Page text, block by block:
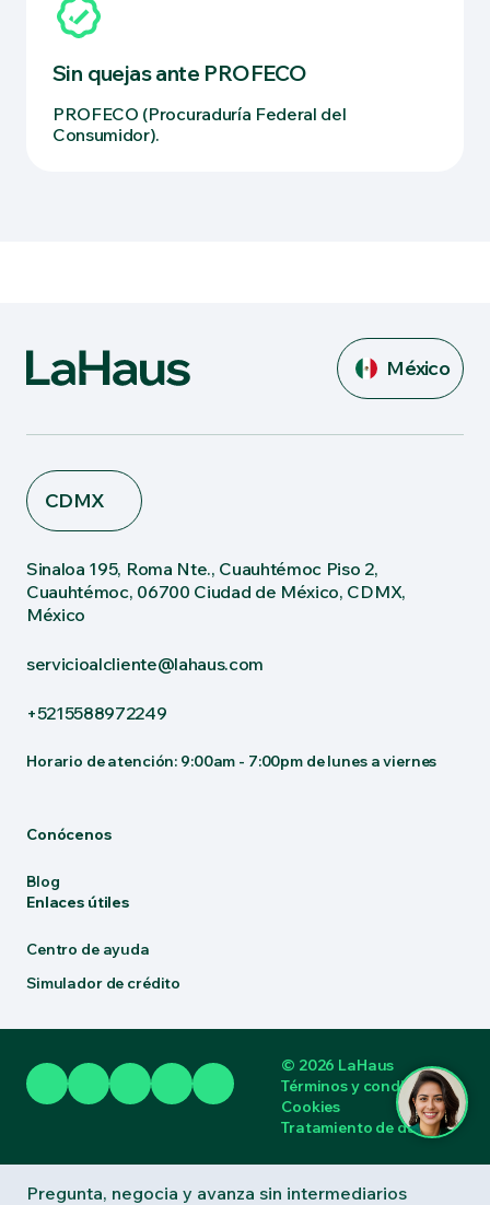
Sin quejas ante PROFECO
PROFECO (Procuraduría Federal del
Consumidor).
Pregunta, negocia y avanza sin intermediarios
México
CDMX
Sinaloa 195, Roma Nte., Cuauhtémoc Piso 2,
Cuauhtémoc, 06700 Ciudad de México, CDMX,
México
servicioalcliente@lahaus.com
+5215588972249
Horario de atención: 9:00am - 7:00pm de lunes a viernes
Conócenos
Blog
Enlaces útiles
Centro de ayuda
Simulador de crédito
© 2026 LaHaus
Términos y condiciones
Cookies
Tratamiento de datos